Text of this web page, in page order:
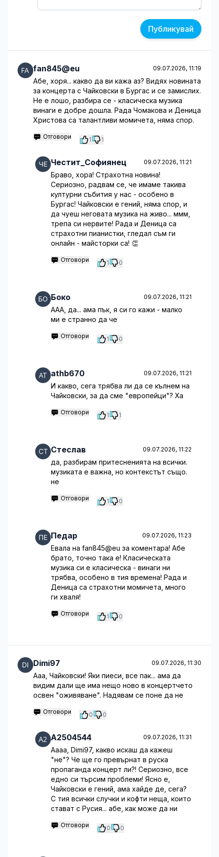
Публикувай
fan845@eu 09.07.2026, 11:19
Абе, хоря... какво да ви кажа аз? Видях новината
за концерта с Чайковски в Бургас и се замислих.
Не е лошо, разбира се - класическа музика
винаги е добре дошла. Рада Чомакова и Деница
Христова са талантливи момичета, няма спор.
Отговори 1 1
Честит_Софиянец 09.07.2026, 11:21
Браво, хора! Страхотна новина!
Сериозно, радвам се, че имаме такива
културни събития у нас - особено в
Бургас! Чайковски е гений, няма спор, и
да чуеш неговата музика на живо... ммм,
трепа си нервите! Рада и Деница са
страхотни пианистки, гледал съм ги
онлайн - майсторки са! 👏
Отговори 1 0
Боко 09.07.2026, 11:21
ААА, да... ама пък, я си го кажи - малко
ми е странно да че
Отговори 1 0
athb670 09.07.2026, 11:21
И какво, сега трябва ли да се кълнем на
Чайковски, за да сме "европейци"? Ха
Отговори 1 1
Стеслав 09.07.2026, 11:22
да, разбирам притесненията на всички.
музиката е важна, но контекстът също.
не
Отговори 1 0
Педар 09.07.2026, 11:23
Евала на fan845@eu за коментара! Абе
брато, точно така е! Класическата
музика си е класическа - винаги ни
трябва, особено в тия времена! Рада и
Деница са страхотни момичета, много
ги хваля!
Отговори 1 0
Dimi97 09.07.2026, 11:30
Ааа, Чайковски! Яки пиеси, все пак... ама да
видим дали ще има нещо ново в концертчето
освен "оживяване". Надявам се поне да не
Отговори 0 0
A2504544 09.07.2026, 11:31
Аааа, Dimi97, какво искаш да кажеш
"не"? Че ще го превърнат в руска
пропаганда концерт ли?! Сериозно, все
едно си търсим проблеми! Ясно е,
Чайковски е гений, ама хайде де, сега?
С тия всички случки и кофти неща, които
стават с Русия... абе, как може да ни
Отговори 0 0